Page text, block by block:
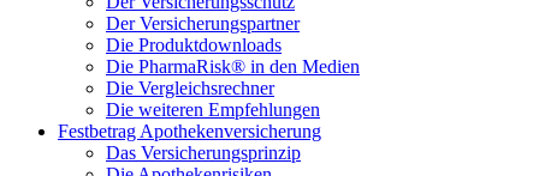
Der Versicherungspartner
Die Produktdownloads
Die PharmaRisk® in den Medien
Die Vergleichsrechner
Die weiteren Empfehlungen
Festbetrag Apothekenversicherung
Das Versicherungsprinzip